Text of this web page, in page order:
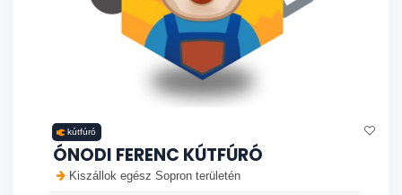
kútfúró
ÓNODI FERENC KÚTFÚRÓ
Kiszállok egész Sopron területén